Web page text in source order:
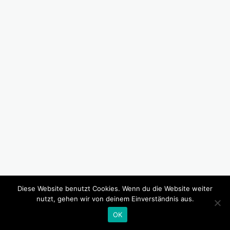
Diese Website benutzt Cookies. Wenn du die Website weiter
nutzt, gehen wir von deinem Einverständnis aus.
OK